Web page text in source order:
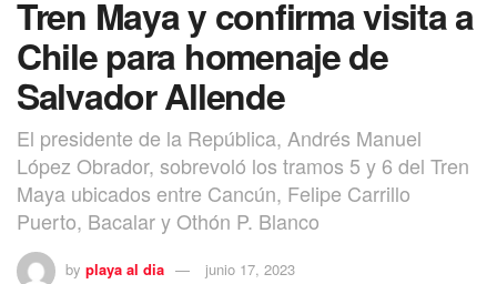
Tren Maya y confirma visita a
Chile para homenaje de
Salvador Allende
El presidente de la República, Andrés Manuel
López Obrador, sobrevoló los tramos 5 y 6 del Tren
Maya ubicados entre Cancún, Felipe Carrillo
Puerto, Bacalar y Othón P. Blanco
by playa al dia junio 17, 2023